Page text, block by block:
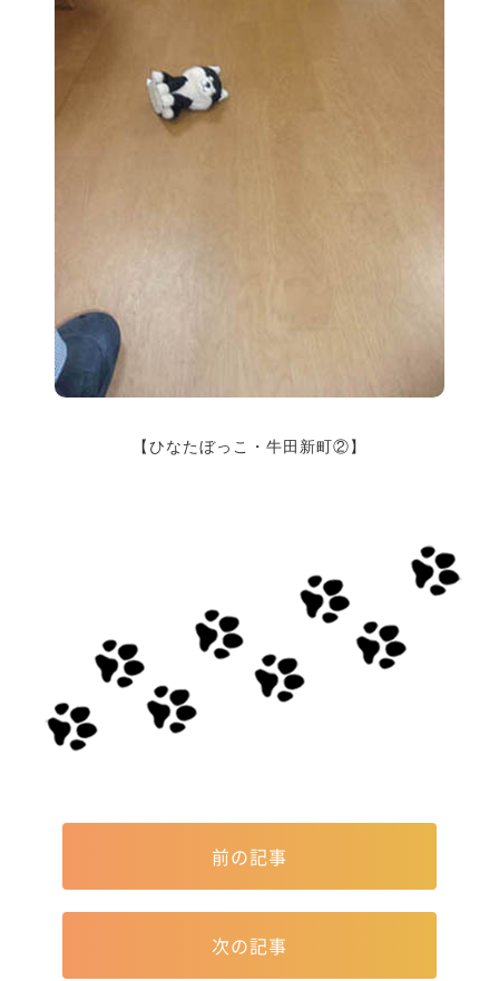
【ひなたぼっこ・牛田新町②】
前の記事
次の記事